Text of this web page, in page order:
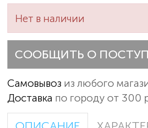
Нет в наличии
СООБЩИТЬ О
Самовывоз из любого
Доставка по городу от 300